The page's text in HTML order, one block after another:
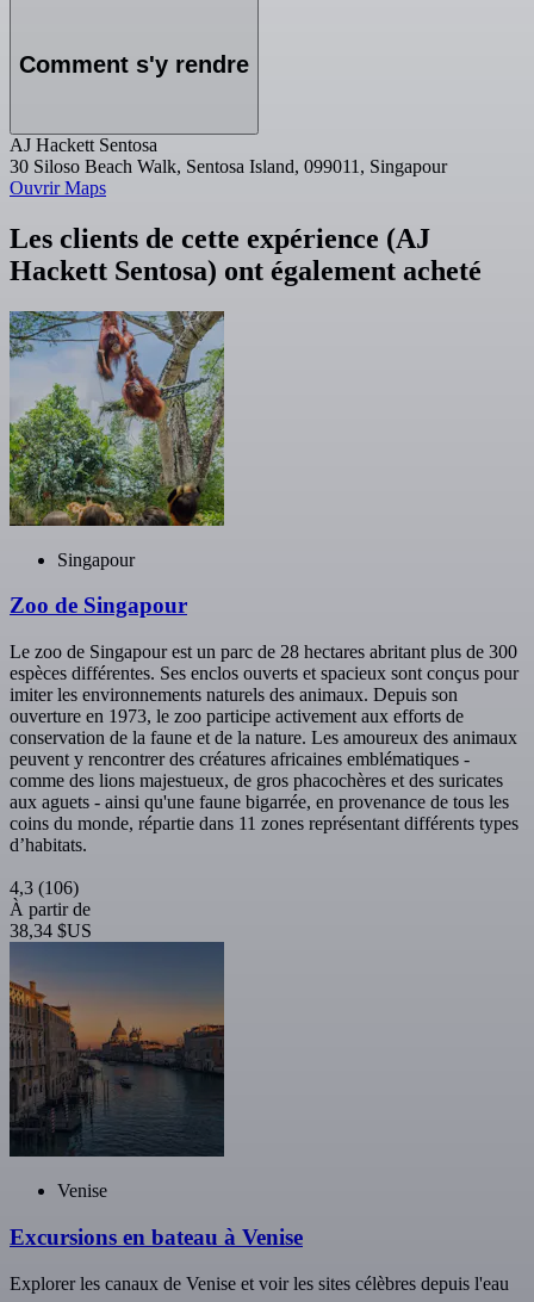
Comment s'y rendre
AJ Hackett Sentosa
30 Siloso Beach Walk, Sentosa Island, 099011, Singapour
Ouvrir Maps
Les clients de cette expérience (AJ
Hackett Sentosa) ont également acheté
Singapour
Zoo de Singapour
Le zoo de Singapour est un parc de 28 hectares abritant plus de 300
espèces différentes. Ses enclos ouverts et spacieux sont conçus pour
imiter les environnements naturels des animaux. Depuis son
ouverture en 1973, le zoo participe activement aux efforts de
conservation de la faune et de la nature. Les amoureux des animaux
peuvent y rencontrer des créatures africaines emblématiques -
comme des lions majestueux, de gros phacochères et des suricates
aux aguets - ainsi qu'une faune bigarrée, en provenance de tous les
coins du monde, répartie dans 11 zones représentant différents types
d’habitats.
4,3 (106)
À partir de
38,34 $US
Venise
Excursions en bateau à Venise
Explorer les canaux de Venise et voir les sites célèbres depuis l'eau